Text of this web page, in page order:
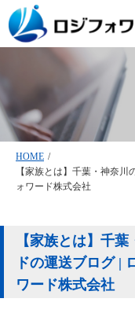
HOME /
【家族とは】千葉・神奈
ォワード株式会社
【家族とは】千
ドの運送ブログ |
ワード株式会社